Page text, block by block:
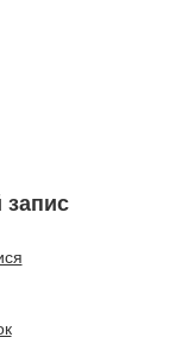
запис